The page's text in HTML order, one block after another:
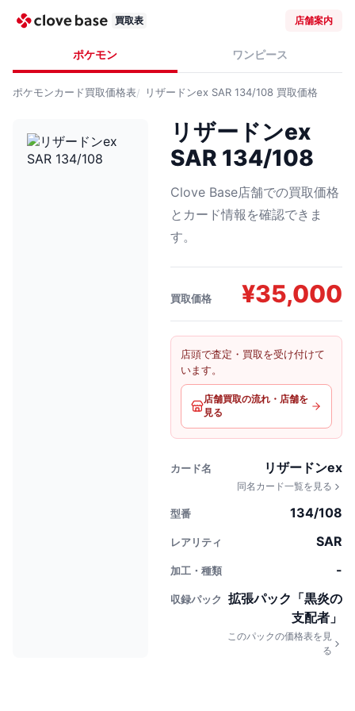
買取表 店舗案内
ポケモン ワンピース
ポケモンカード買取価格表 リザードンex SAR 134/108 買取価格
リザードンex
SAR 134/108
Clove Base店舗での買取価格
とカード情報を確認できま
す。
買取価格 ¥35,000
店頭で査定・買取を受け付けて
います。
店舗買取の流れ・店舗を
見る
カード名 リザードンex
同名カード一覧を見る
型番 134/108
レアリティ SAR
加工・種類 -
収録パック
拡張パック「黒炎の
支配者」
このパックの価格表を見
る